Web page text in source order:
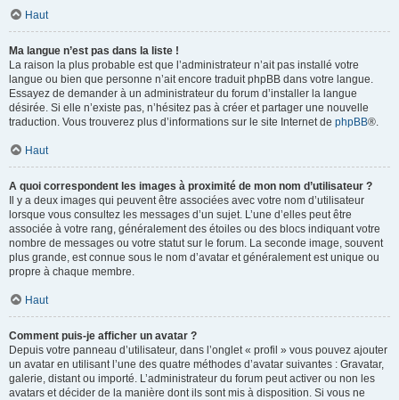
Haut
Ma langue n’est pas dans la liste !
La raison la plus probable est que l’administrateur n’ait pas installé votre
langue ou bien que personne n’ait encore traduit phpBB dans votre langue.
Essayez de demander à un administrateur du forum d’installer la langue
désirée. Si elle n’existe pas, n’hésitez pas à créer et partager une nouvelle
traduction. Vous trouverez plus d’informations sur le site Internet de phpBB®.
Haut
A quoi correspondent les images à proximité de mon nom d’utilisateur ?
Il y a deux images qui peuvent être associées avec votre nom d’utilisateur
lorsque vous consultez les messages d’un sujet. L’une d’elles peut être
associée à votre rang, généralement des étoiles ou des blocs indiquant votre
nombre de messages ou votre statut sur le forum. La seconde image, souvent
plus grande, est connue sous le nom d’avatar et généralement est unique ou
propre à chaque membre.
Haut
Comment puis-je afficher un avatar ?
Depuis votre panneau d’utilisateur, dans l’onglet « profil » vous pouvez ajouter
un avatar en utilisant l’une des quatre méthodes d’avatar suivantes : Gravatar,
galerie, distant ou importé. L’administrateur du forum peut activer ou non les
avatars et décider de la manière dont ils sont mis à disposition. Si vous ne